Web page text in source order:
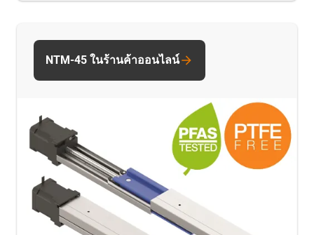
NTM-45 ในร้านค้าออนไลน์